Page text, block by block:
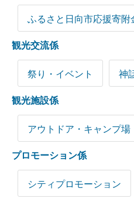
ふるさと日向市応援寄附
観光交流係
祭り・イベント 神
観光施設係
アウトドア・キャンプ場
プロモーション係
シティプロモーション